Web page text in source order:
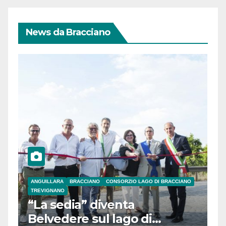
News da Bracciano
ANGUILLARA BRACCIANO
CONSORZIO LAGO DI BRACCIANO
TREVIGNANO
“La sedia” diventa
Belvedere sul lago di